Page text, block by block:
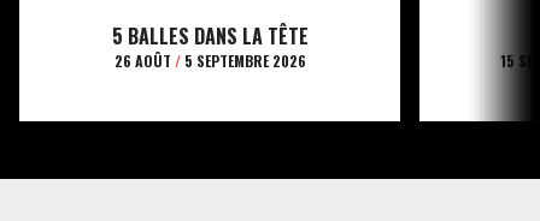
5 BALLES DANS LA TÊTE
26 AOÛT /5 SEPTEMBRE 2026 15